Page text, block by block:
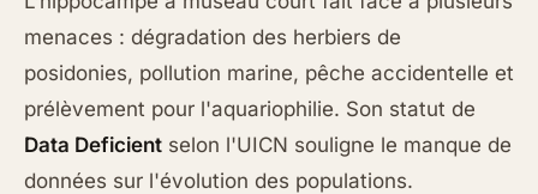
menaces : dégradation des herbiers de
posidonies, pollution marine, pêche accidentelle et
prélèvement pour l'aquariophilie. Son statut de
Data Deficient selon l'UICN souligne le manque de
données sur l'évolution des populations.